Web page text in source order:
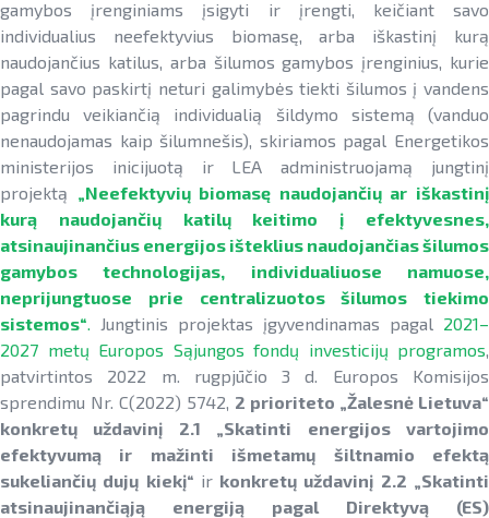
gamybos įrenginiams įsigyti ir įrengti, keičiant savo
individualius neefektyvius biomasę, arba iškastinį kurą
naudojančius katilus, arba šilumos gamybos įrenginius, kurie
pagal savo paskirtį neturi galimybės tiekti šilumos į vandens
pagrindu veikiančią individualią šildymo sistemą (vanduo
nenaudojamas kaip šilumnešis), skiriamos pagal Energetikos
ministerijos inicijuotą ir LEA administruojamą jungtinį
projektą „Neefektyvių biomasę naudojančių ar iškastinį
kurą naudojančių katilų keitimo į efektyvesnes,
atsinaujinančius energijos išteklius naudojančias šilumos
gamybos technologijas, individualiuose namuose,
neprijungtuose prie centralizuotos šilumos tiekimo
sistemos“. Jungtinis projektas įgyvendinamas pagal 2021–
2027 metų Europos Sąjungos fondų investicijų programos,
patvirtintos 2022 m. rugpjūčio 3 d. Europos Komisijos
sprendimu Nr. C(2022) 5742, 2 prioriteto „Žalesnė Lietuva“
konkretų uždavinį 2.1 „Skatinti energijos vartojimo
efektyvumą ir mažinti išmetamų šiltnamio efektą
sukeliančių dujų kiekį“ irkonkretų uždavinį 2.2 „Skatinti
atsinaujinančiąją energiją pagal Direktyvą (ES)